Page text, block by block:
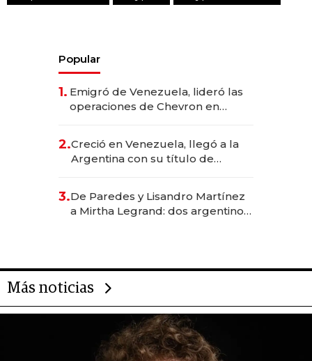
Popular
1. Emigró de Venezuela, lideró las
operaciones de Chevron en
2.Creció en Venezuela, llegó a la
Argentina con su título de
las marcas "fast premium"
3.De Paredes y Lisandro Martínez
a Mirtha Legrand: dos argentinos
Más noticias